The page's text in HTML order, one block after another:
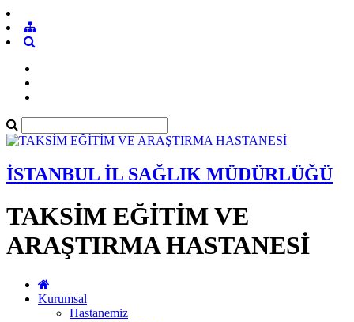
İSTANBUL İL SAĞLIK MÜDÜRLÜĞÜ
TAKSİM EĞİTİM VE
ARAŞTIRMA HASTANESİ
Kurumsal
Hastanemiz